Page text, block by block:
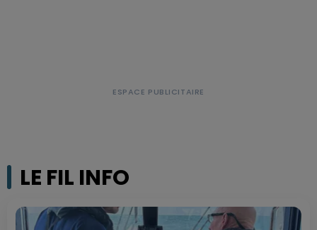
LE FIL INFO